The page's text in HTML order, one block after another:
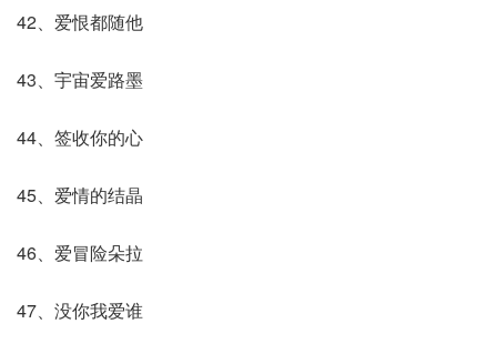
42、爱恨都随他
43、宇宙爱路墨
44、签收你的心
45、爱情的结晶
46、爱冒险朵拉
47、没你我爱谁